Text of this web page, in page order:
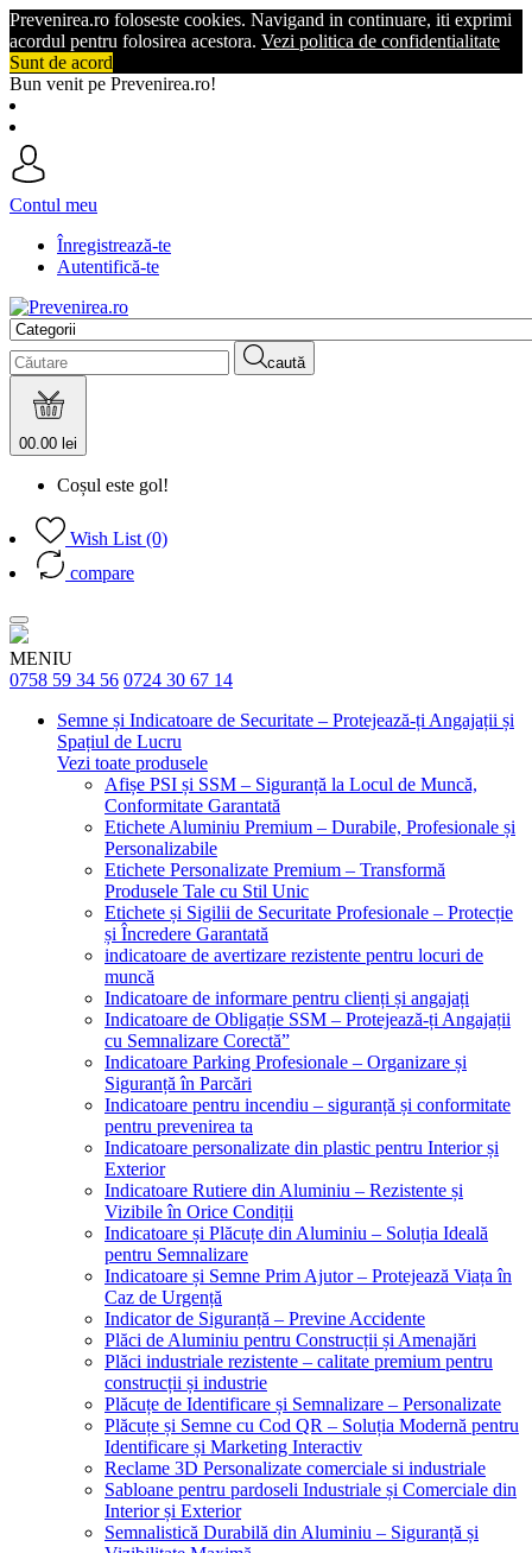
Prevenirea.ro foloseste cookies. Navigand in continuare, iti exprimi
acordul pentru folosirea acestora. Vezi politica de confidentialitate
Sunt de acord
Bun venit pe Prevenirea.ro!
Contul meu
Înregistrează-te
Autentifică-te
caută
00.00 lei
Coșul este gol!
Wish List (0)
compare
MENIU
0758 59 34 56 0724 30 67 14
Semne și Indicatoare de Securitate – Protejează-ți Angajații și
Spațiul de Lucru
Vezi toate produsele
Afișe PSI și SSM – Siguranță la Locul de Muncă,
Conformitate Garantată
Etichete Aluminiu Premium – Durabile, Profesionale și
Personalizabile
Etichete Personalizate Premium – Transformă
Produsele Tale cu Stil Unic
Etichete și Sigilii de Securitate Profesionale – Protecție
și Încredere Garantată
indicatoare de avertizare rezistente pentru locuri de
muncă
Indicatoare de informare pentru clienți și angajați
Indicatoare de Obligație SSM – Protejează-ți Angajații
cu Semnalizare Corectă”
Indicatoare Parking Profesionale – Organizare și
Siguranță în Parcări
Indicatoare pentru incendiu – siguranță și conformitate
pentru prevenirea ta
Indicatoare personalizate din plastic pentru Interior și
Exterior
Indicatoare Rutiere din Aluminiu – Rezistente și
Vizibile în Orice Condiții
Indicatoare și Plăcuțe din Aluminiu – Soluția Ideală
pentru Semnalizare
Indicatoare și Semne Prim Ajutor – Protejează Viața în
Caz de Urgență
Indicator de Siguranță – Previne Accidente
Plăci de Aluminiu pentru Construcții și Amenajări
Plăci industriale rezistente – calitate premium pentru
construcții și industrie
Plăcuțe de Identificare și Semnalizare – Personalizate
Plăcuțe și Semne cu Cod QR – Soluția Modernă pentru
Identificare și Marketing Interactiv
Reclame 3D Personalizate comerciale si industriale
Sabloane pentru pardoseli Industriale și Comerciale din
Interior și Exterior
Semnalistică Durabilă din Aluminiu – Siguranță și